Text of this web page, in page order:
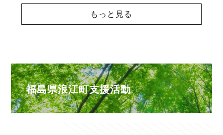
もっと見る
福島県浪江町支援活動